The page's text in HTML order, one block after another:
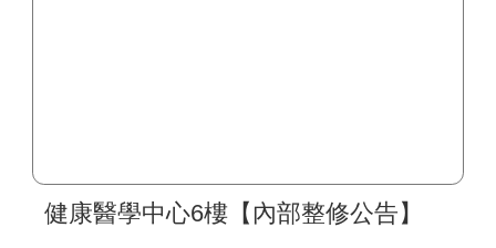
健康醫學中心6樓【內部整修公告】